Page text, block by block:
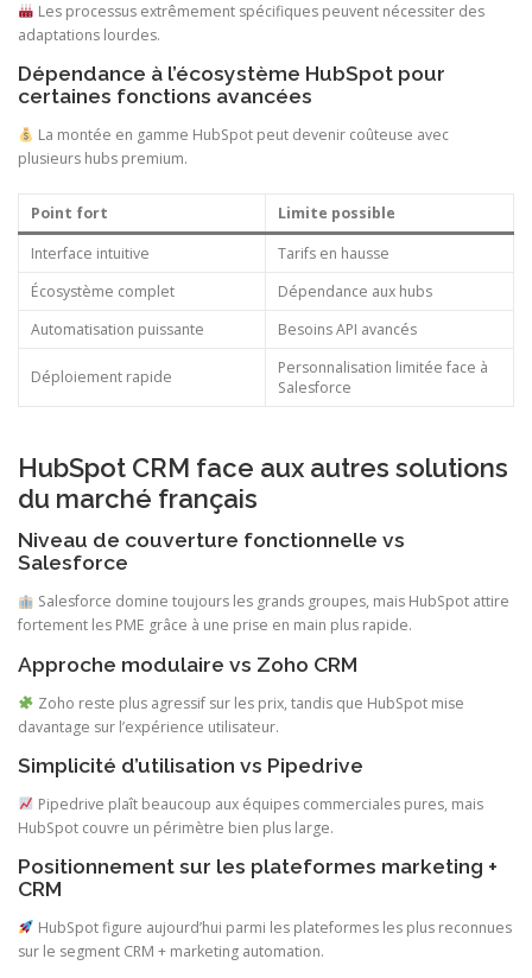
Les processus extrêmement spécifiques peuvent nécessiter des
adaptations lourdes.
Dépendance à l’écosystème HubSpot pour
certaines fonctions avancées
La montée en gamme HubSpot peut devenir coûteuse avec
plusieurs hubs premium.
Point fort
Limite possible
Interface intuitive
Tarifs en hausse
Écosystème complet
Dépendance aux hubs
Automatisation puissante
Besoins API avancés
Déploiement rapide
Personnalisation limitée face à
Salesforce
HubSpot CRM face aux autres solutions
du marché français
Niveau de couverture fonctionnelle vs
Salesforce
Salesforce domine toujours les grands groupes, mais HubSpot attire
fortement les PME grâce à une prise en main plus rapide.
Approche modulaire vs Zoho CRM
Zoho reste plus agressif sur les prix, tandis que HubSpot mise
davantage sur l’expérience utilisateur.
Simplicité d’utilisation vs Pipedrive
Pipedrive plaît beaucoup aux équipes commerciales pures, mais
HubSpot couvre un périmètre bien plus large.
Positionnement sur les plateformes marketing +
CRM
HubSpot figure aujourd’hui parmi les plateformes les plus reconnues
sur le segment CRM + marketing automation.